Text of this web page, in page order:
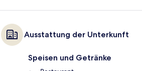
Ausstattung der Unterkunft
Speisen und Getränke